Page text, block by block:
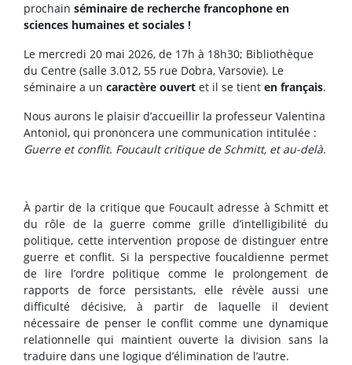
prochain séminaire de recherche francophone en
sciences humaines et sociales !
Le mercredi 20 mai 2026, de 17h à 18h30; Bibliothèque
du Centre (salle 3.012, 55 rue Dobra, Varsovie). Le
séminaire a un caractère ouvert et il se tient en français.
Nous aurons le plaisir d’accueillir la professeur Valentina
Antoniol, qui prononcera une communication intitulée :
Guerre et conflit. Foucault critique de Schmitt, et au-delà.
À partir de la critique que Foucault adresse à Schmitt et
du rôle de la guerre comme grille d’intelligibilité du
politique, cette intervention propose de distinguer entre
guerre et conflit. Si la perspective foucaldienne permet
de lire l’ordre politique comme le prolongement de
rapports de force persistants, elle révèle aussi une
difficulté décisive, à partir de laquelle il devient
nécessaire de penser le conflit comme une dynamique
relationnelle qui maintient ouverte la division sans la
traduire dans une logique d’élimination de l’autre.